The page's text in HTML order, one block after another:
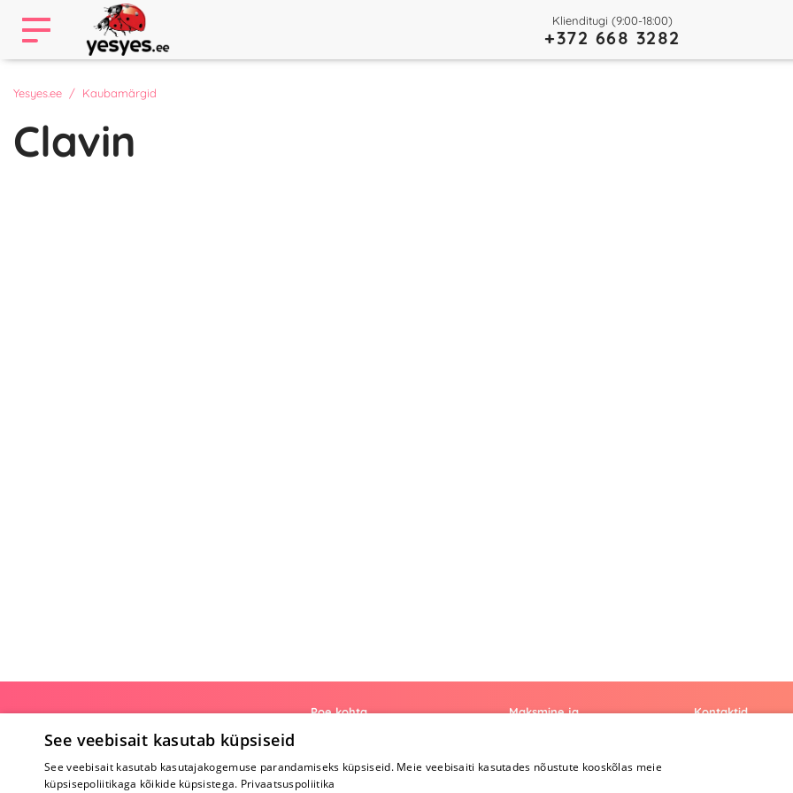
Klienditugi (9:00-18:00)
+372 668 3282
Yesyes.ee Kaubamärgid
Clavin
Poe kohta
Koostöö
Tagasiside
Maksmine ja
Maksmine ja
Kontaktid
See veebisait kasutab küpsiseid
See veebisait kasutab kasutajakogemuse parandamiseks küpsiseid. Meie veebisaiti kasutades nõustute kooskõlas meie
küpsisepoliitikaga kõikide küpsistega. Privaatsuspoliitika